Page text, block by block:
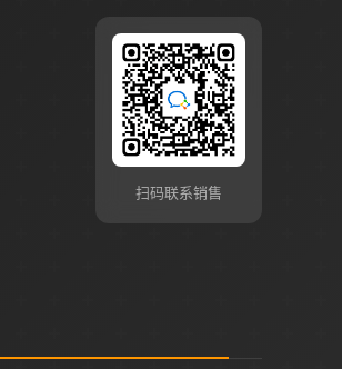
扫码联系销售